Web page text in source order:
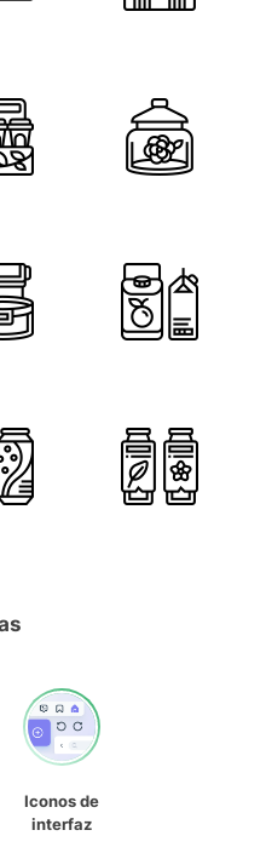
Iconos de
interfaz